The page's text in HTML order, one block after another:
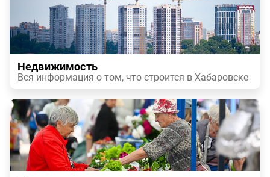
Недвижимость
Вся информация о том, что строится в Хабаровске